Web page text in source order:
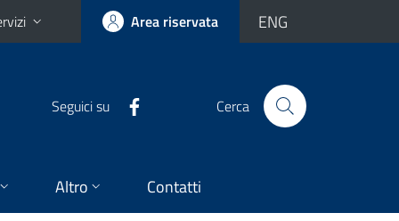
Area riservata ENG
Seguici su Cerca
Altro Contatti